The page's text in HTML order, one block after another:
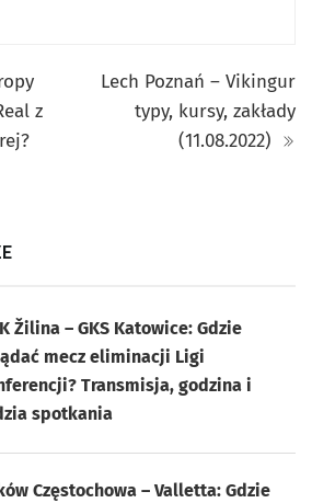
z
Lech Poznań – Vikingur
typy, kursy, zakłady
(11.08.2022)
Žilina – GKS Katowice: Gdzie
mecz eliminacji Ligi
Transmisja, godzina i
spotkania
Częstochowa – Valletta: Gdzie